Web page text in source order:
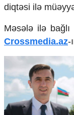
İqtisadi
Neft-qaz
Əmək və
Hərbi sənaye
COP29
Cəmiyyət
diqtəsi ilə
Məsələ ilə bağlı
Crossmedia.az-